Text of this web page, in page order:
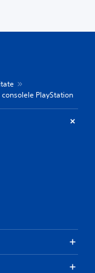
PlayStation